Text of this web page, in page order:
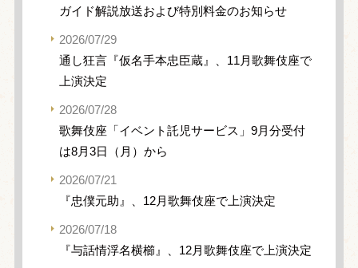
ガイド解説放送および特別料金のお知らせ
2026/07/29
通し狂言『仮名手本忠臣蔵』、11月歌舞伎座で
上演決定
2026/07/28
歌舞伎座「イベント託児サービス」9月分受付
は8月3日（月）から
2026/07/21
『忠僕元助』、12月歌舞伎座で上演決定
2026/07/18
『与話情浮名横櫛』、12月歌舞伎座で上演決定